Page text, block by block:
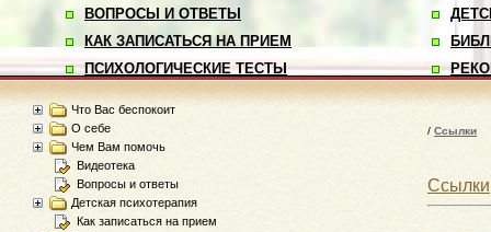
ВОПРОСЫ И ОТВЕТЫ
КАК ЗАПИСАТЬСЯ НА ПРИЕМ
ПСИХОЛОГИЧЕСКИЕ ТЕСТЫ
/ Ссылки
Ссылки
Что Вас беспокоит
О себе
Чем Вам помочь
Видеотека
Вопросы и ответы
Детская психотерапия
Как записаться на прием